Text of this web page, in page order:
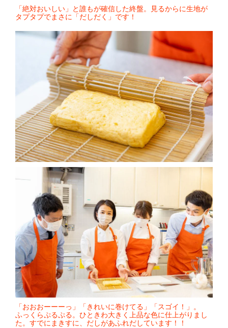
「絶対おいしい」と誰もが確信した終盤。見るからに生地が
タプタプでまさに「だしだく」です！
「おおおーーーっ」「きれいに巻けてる」「スゴイ！」。
ふっくらぷるぷる。ひときわ大きく上品な色に仕上がりまし
た。すでにまきすに、だしがあふれだしています！！